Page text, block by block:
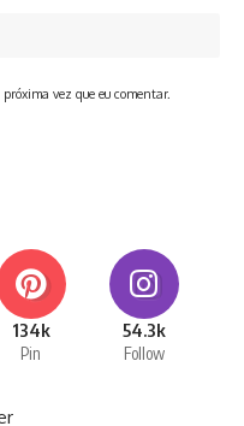
vez que eu comentar.
134k
Pin
54.3k
Follow